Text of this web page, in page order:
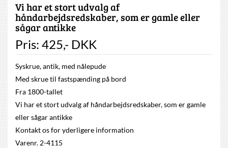
Vi har et stort udvalg af
håndarbejdsredskaber, som er gamle eller
sågar antikke
Pris: 425,- DKK
Syskrue, antik, med nålepude
Med skrue til fastspænding på bord
Fra 1800-tallet
Vi har et stort udvalg af håndarbejdsredskaber, som er gamle
eller sågar antikke
Kontakt os for yderligere information
Varenr. 2-4115